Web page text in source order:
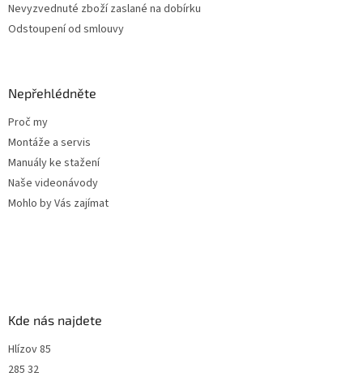
Nevyzvednuté zboží zaslané na dobírku
Odstoupení od smlouvy
Nepřehlédněte
Proč my
Montáže a servis
Manuály ke stažení
Naše videonávody
Mohlo by Vás zajímat
Kde nás najdete
Hlízov 85
285 32